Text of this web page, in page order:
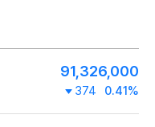
91,326,000
374 0.41%